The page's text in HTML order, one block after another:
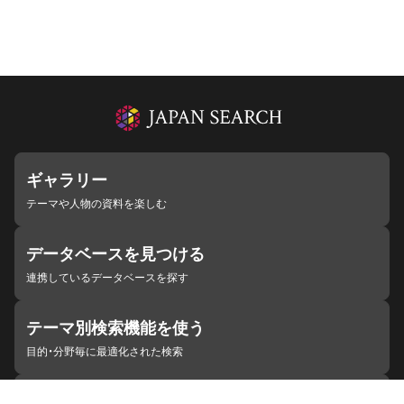
ギャラリー
テーマや人物の資料を楽しむ
データベースを見つける
連携しているデータベースを探す
テーマ別検索機能を使う
目的・分野毎に最適化された検索